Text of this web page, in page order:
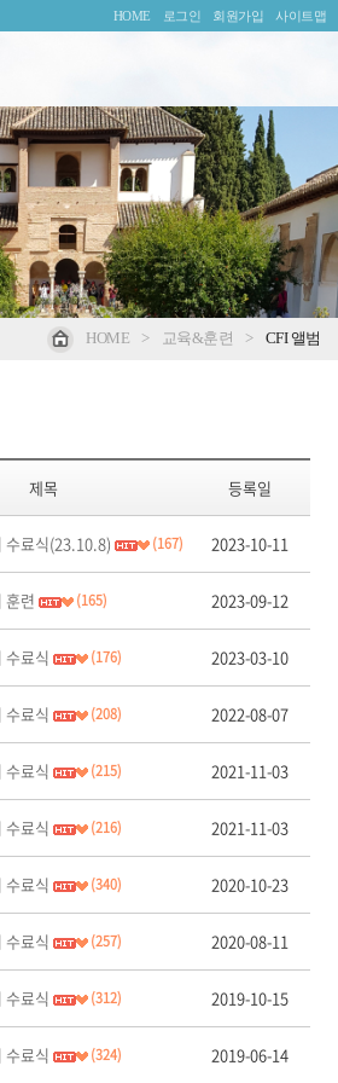
HOME 로그인 회원가입 사이트맵
HOME > 교육&훈련 > CFI 앨범
제목 등록일
수료식(23.10.8) (167) 2023-10-11
훈련 (165) 2023-09-12
수료식 (176) 2023-03-10
수료식 (208) 2022-08-07
수료식 (215) 2021-11-03
수료식 (216) 2021-11-03
수료식 (340) 2020-10-23
수료식 (257) 2020-08-11
수료식 (312) 2019-10-15
수료식 (324) 2019-06-14